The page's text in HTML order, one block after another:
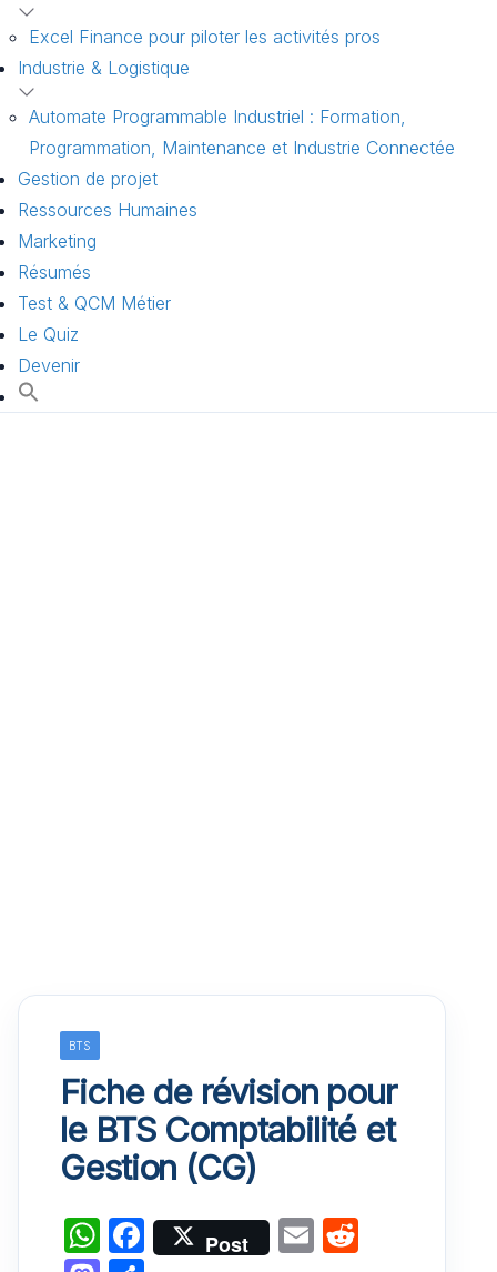
Excel Finance pour piloter les activités pros
Industrie & Logistique
Automate Programmable Industriel : Formation,
Programmation, Maintenance et Industrie Connectée
Gestion de projet
Ressources Humaines
Marketing
Résumés
Test & QCM Métier
Le Quiz
Devenir
BTS
Fiche de révision pour
le BTS Comptabilité et
Gestion (CG)
W F
Post
E